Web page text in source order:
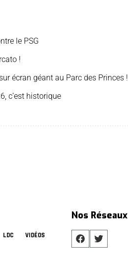
le PSG
!
écran géant au Parc des Princes !
c’est historique
LDC
VIDÉOS
Nos Réseaux